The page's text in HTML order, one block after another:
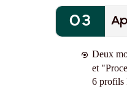
Deux
et
6 profils